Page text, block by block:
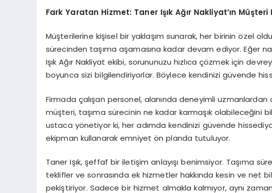
Fark Yaratan Hizmet: Taner Işık Ağır Nakliyat’ın
Müşterilerine kişisel bir yaklaşım sunarak, her birinin özel
sürecinden taşıma aşamasına kadar devam ediyor. Eğer
Işık Ağır Nakliyat ekibi, sorununuzu hızlıca çözmek için
boyunca sizi bilgilendiriyorlar. Böylece kendinizi güvende
Firmada çalışan personel, alanında deneyimli uzmanlardan
müşteri, taşıma sürecinin ne kadar karmaşık olabileceğini
ustaca yönetiyor ki, her adımda kendinizi güvende
ekipman kullanarak emniyet ön planda tutuluyor.
Taner Işık, şeffaf bir iletişim anlayışı benimsiyor. Taşıma
teklifler ve sonrasında ek hizmetler hakkında kesin ve net
pekiştiriyor. Sadece bir hizmet almakla kalmıyor, aynı